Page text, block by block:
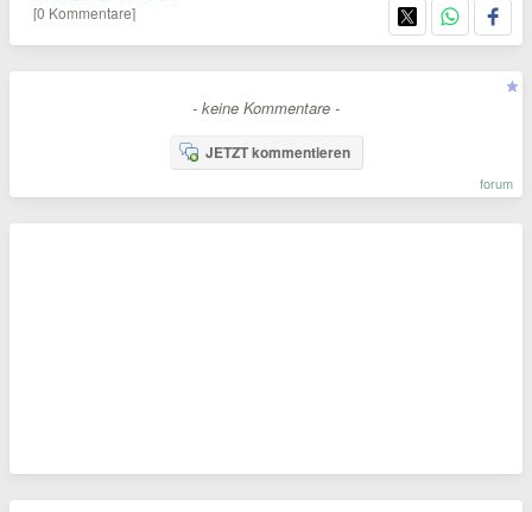
[0 Kommentare]
- keine Kommentare -
JETZT kommentieren
forum